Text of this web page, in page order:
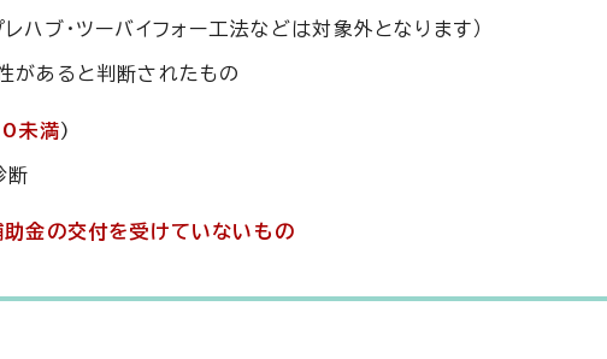
ブ・ツーバイフォー工法などは対象外となります）
があると判断されたもの
未満)
断
助金の交付を受けていないもの